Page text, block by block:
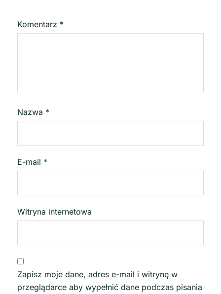
Komentarz *
Nazwa *
E-mail *
Witryna internetowa
Zapisz moje dane, adres e-mail i witrynę w
przeglądarce aby wypełnić dane podczas pisania